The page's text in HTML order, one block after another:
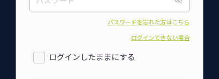
パスワードを忘れた方はこちら
ログインできない場合
ログインしたままにする